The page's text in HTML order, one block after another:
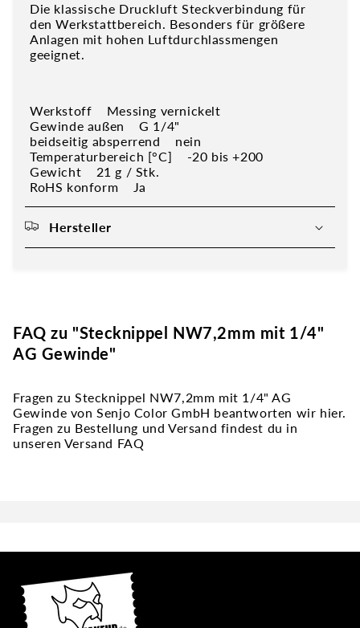
Die klassische Druckluft Steckverbindung für
den Werkstattbereich. Besonders für größere
Anlagen mit hohen Luftdurchlassmengen
geeignet.
Werkstoff Messing vernickelt
Gewinde außen G 1/4"
beidseitig absperrend nein
Temperaturbereich [°C] -20 bis +200
Gewicht 21 g / Stk.
RoHS konform Ja
Hersteller
FAQ zu "Stecknippel NW7,2mm mit 1/4"
AG Gewinde"
Fragen zu Stecknippel NW7,2mm mit 1/4" AG
Gewinde von Senjo Color GmbH beantworten wir hier.
Fragen zu Bestellung und Versand findest du in
unseren Versand FAQ